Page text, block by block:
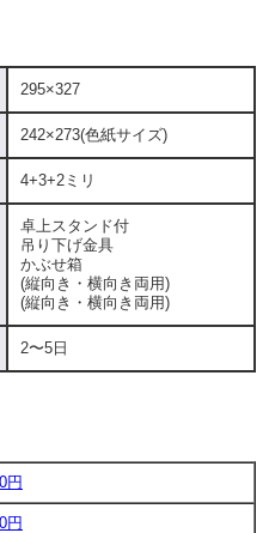
295×327
242×273(色紙サイズ)
4+3+2ミリ
卓上スタンド付
吊り下げ金具
かぶせ箱
(縦向き・横向き両用)
(縦向き・横向き両用)
2〜5日
円
円